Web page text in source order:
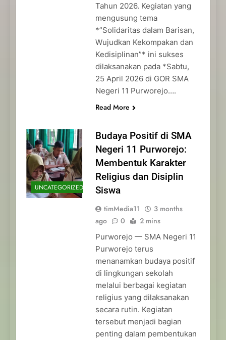
Tahun 2026. Kegiatan yang
mengusung tema
*”Solidaritas dalam Barisan,
Wujudkan Kekompakan dan
Kedisiplinan”* ini sukses
dilaksanakan pada *Sabtu,
25 April 2026 di GOR SMA
Negeri 11 Purworejo….
Read More
UNCATEGORIZED
Budaya Positif di SMA
Negeri 11 Purworejo:
Membentuk Karakter
Religius dan Disiplin
Siswa
timMedia11
3 months
ago
0 2 mins
Purworejo — SMA Negeri 11
Purworejo terus
menanamkan budaya positif
di lingkungan sekolah
melalui berbagai kegiatan
religius yang dilaksanakan
secara rutin. Kegiatan
tersebut menjadi bagian
penting dalam pembentukan